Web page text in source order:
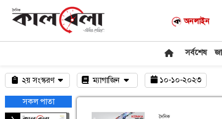
অনলাইন
সর্বশেষ
২য় সংস্করণ
সকল পাতা
ম্যাগাজিন ১০-১০-২০২৩